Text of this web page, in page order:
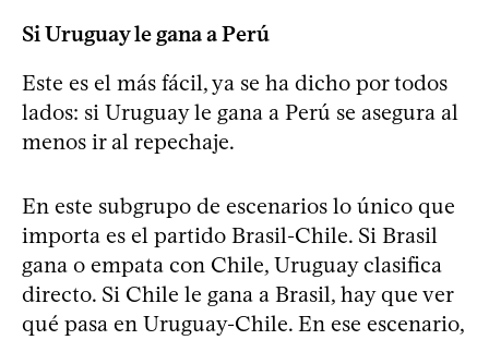
Si Uruguay le gana a Perú
Este es el más fácil, ya se ha dicho por todos
lados: si Uruguay le gana a Perú se asegura al
menos ir al repechaje.
En este subgrupo de escenarios lo único que
importa es el partido Brasil-Chile. Si Brasil
gana o empata con Chile, Uruguay clasifica
directo. Si Chile le gana a Brasil, hay que ver
qué pasa en Uruguay-Chile. En ese escenario,